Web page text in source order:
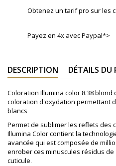
Obtenez un tarif pro sur les
Payez en 4x avec Paypal*>
DESCRIPTION DÉTAILS DU
Coloration Illumina color 8.38 blond
coloration d'oxydation permettant
blancs
Permet de sublimer les reflets des
Illumina Color contient la
avancée qui est composée de
enrober ces minuscules résidus
cuticule.